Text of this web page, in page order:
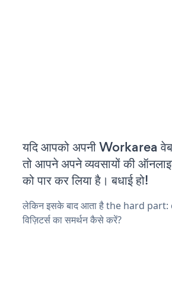
यदि आपको अपनी Workarea
तो आपने अपने व्यवसायों की
को पार कर लिया है। बधाई हो!
लेकिन इसके बाद आता है the hard
विज़िटर्स का समर्थन कैसे करें?